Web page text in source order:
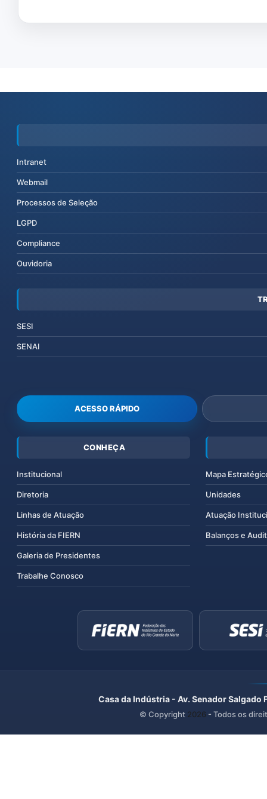
Intranet
Webmail
Processos de Seleção
LGPD
Compliance
Ouvidoria
SESI
SENAI
ACESSO RÁPIDO
CONHEÇA
Institucional
Diretoria
Linhas de Atuação
História da FIERN
Galeria de Presidentes
Trabalhe Conosco
Mapa
Unidades
Atuação
Balanços e
Casa da Indústria - Av. Senador
© Copyright 2026 - Todos os